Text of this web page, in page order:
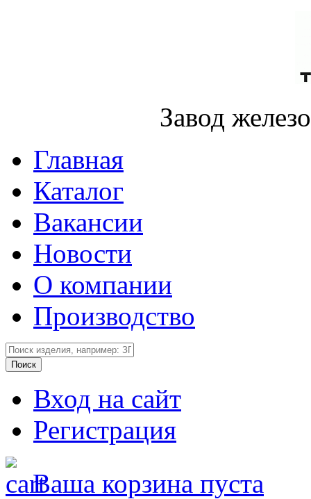
Завод
Главная
Каталог
Вакансии
Новости
О компании
Производство
Вход на сайт
Регистрация
Ваша корзина пуста